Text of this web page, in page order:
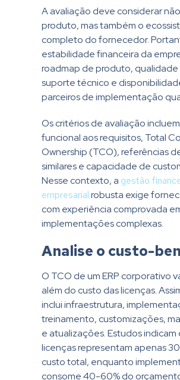
A avaliação deve considerar
produto, mas também o
completo do fornecedor.
estabilidade financeira da
roadmap de produto, qualidade
suporte técnico e
parceiros de implementação
Os critérios de avaliação
funcional aos requisitos, Total
Ownership (TCO), referências
similares e capacidade de
Nesse contexto, a gestão
empresarialrobusta exige
com experiência comprovada
implementações complexas.
Analise o custo-
O TCO de um ERP corporativo
além do custo das licenças.
inclui infraestrutura,
treinamento, customizações,
e atualizações. Estudos indicam
licenças representam apenas
custo total, enquanto
consome 40-60% do